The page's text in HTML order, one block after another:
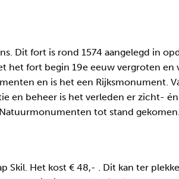
Dit fort is rond 1574 aangelegd in
het fort begin 19e eeuw vergroten
en is het een Rijksmonument.
en beheer is het verleden er zicht- én
tot stand gekomen.
Skil. Het kost € 48,- . Dit kan ter